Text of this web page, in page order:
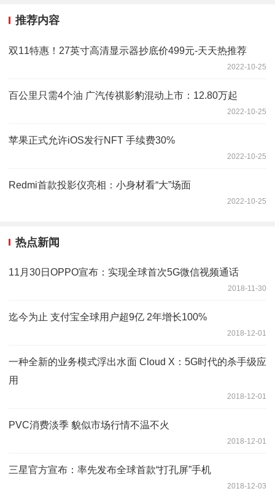
推荐内容
双11特惠！27英寸高清显示器抄底价499元-天天热推荐
2022-10-25
百公里只需4个油 广汽传祺影豹混动上市：12.80万起
2022-10-25
苹果正式允许iOS发行NFT 手续费30%
2022-10-25
Redmi首款投影仪亮相：小身材看“大”场面
2022-10-25
热点新闻
11月30日OPPO宣布：实现全球首次5G微信视频通话
2018-11-30
迄今为止 支付宝全球用户超9亿 2年增长100%
2018-12-01
一种全新的业务模式浮出水面 Cloud X：5G时代的杀手级应
用
2018-12-01
PVC消费淡季 貌似市场行情不温不火
2018-12-01
三星官方宣布：率先发布全球首款“打孔屏”手机
2018-12-03